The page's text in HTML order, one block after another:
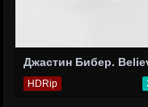
Джастин Бибер.
HDRip